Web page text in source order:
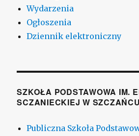
Wydarzenia
Ogłoszenia
Dziennik elektroniczny
SZKOŁA PODSTAWOWA IM.
SCZANIECKIEJ W SZCZAŃCU
Publiczna Szkoła